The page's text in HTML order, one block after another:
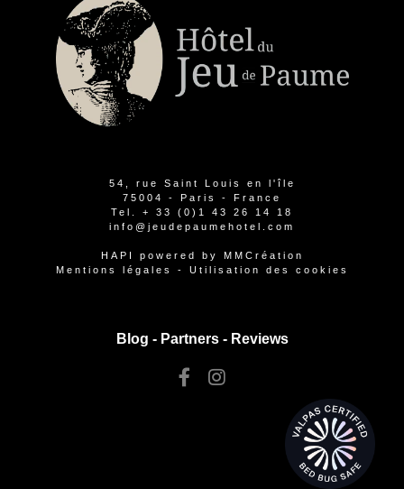
54, rue Saint Louis en l'île
75004 - Paris - France
Tel. + 33 (0)1 43 26 14 18
info@jeudepaumehotel.com
HAPI powered by MMCréation
Mentions légales
- Utilisation des cookies
Blog - Partners- Reviews